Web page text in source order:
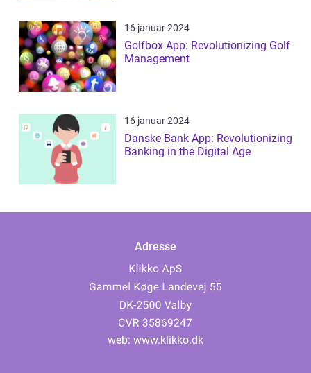
16 januar 2024
Golfbox App: Revolutionizing Golf
Management
16 januar 2024
Danske Bank App: Revolutionizing
Banking in the Digital Age
Adresse
web: www.klikko.dk